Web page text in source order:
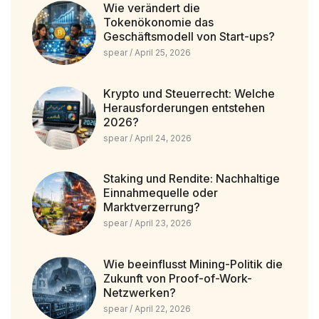
Wie verändert die
Tokenökonomie das
Geschäftsmodell von Start-ups?
spear April 25, 2026
Krypto und Steuerrecht: Welche
Herausforderungen entstehen
2026?
spear April 24, 2026
Staking und Rendite: Nachhaltige
Einnahmequelle oder
Marktverzerrung?
spear April 23, 2026
Wie beeinflusst Mining-Politik die
Zukunft von Proof-of-Work-
Netzwerken?
spear April 22, 2026